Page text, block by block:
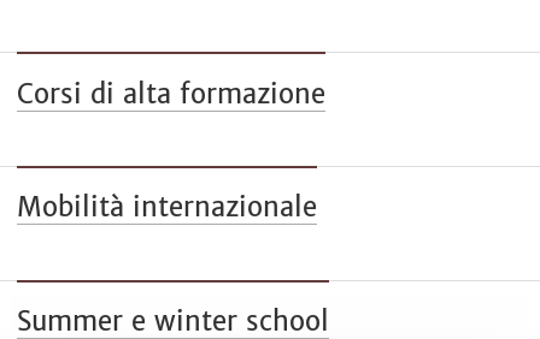
Corsi di alta formazione
Mobilità internazionale
Summer e winter school